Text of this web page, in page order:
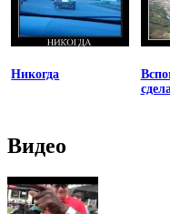
Никогда
Видео